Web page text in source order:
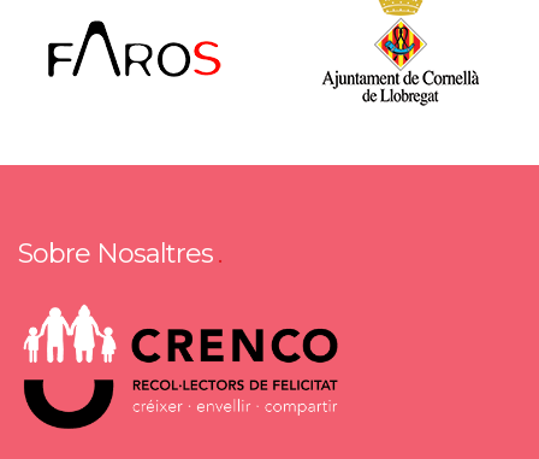
Sobre Nosaltres